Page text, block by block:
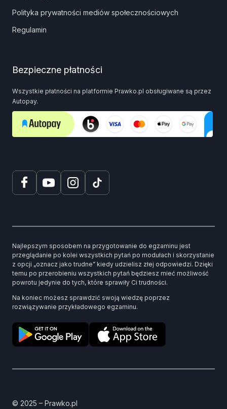
Polityka prywatności mediów społecznościowych
Regulamin
Bezpieczne płatności
Wszystkie płatności na platformie Prawko.pl obsługiwane są przez
Autopay.
Najlepszym sposobem na przygotowanie do egzaminu jest
przeglądanie po kolei wszystkich pytań po modułach i skorzystanie
z opcji „oznacz jako trudne” kiedy udzielisz złej odpowiedzi. Dzięki
temu po przerobieniu wszystkich pytań będziesz mieć możliwość
powrotu jedynie do tych, które sprawiły Ci trudności.
Na koniec możesz sprawdzić swoją wiedzę poprzez
rozwiązywanie przykładowego egzaminu.
© 2025 – Prawko.pl